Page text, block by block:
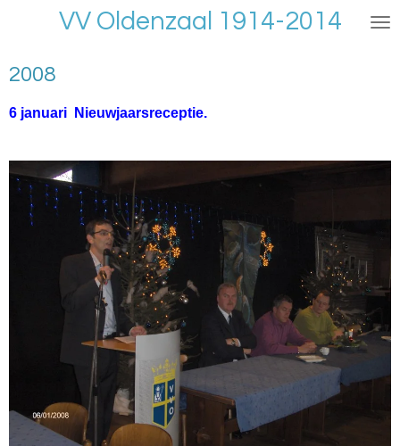
de
hoofdinhoud
VV Oldenzaal 1914-2014
2008
6 januari Nieuwjaarsreceptie.